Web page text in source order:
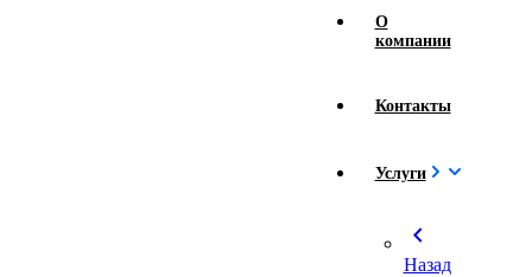
О
компании
Контакты
Услуги
chevron_left
Назад